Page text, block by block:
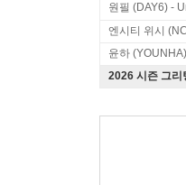
원필 (DAY6) -
윤하
2026 시즌 그리